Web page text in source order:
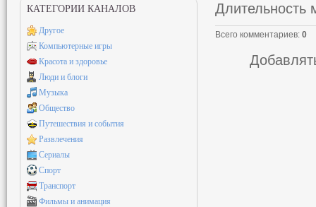
Длительность
Всего комментариев: 0
КАТЕГОРИИ КАНАЛОВ
Другое
Компьютерные игры
Красота и здоровье
Люди и блоги
Музыка
Общество
Путешествия и события
Развлечения
Сериалы
Спорт
Транспорт
Фильмы и анимация